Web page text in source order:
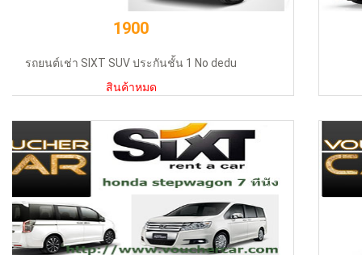
?????? ?Biz Car Rental ????? 1600cc